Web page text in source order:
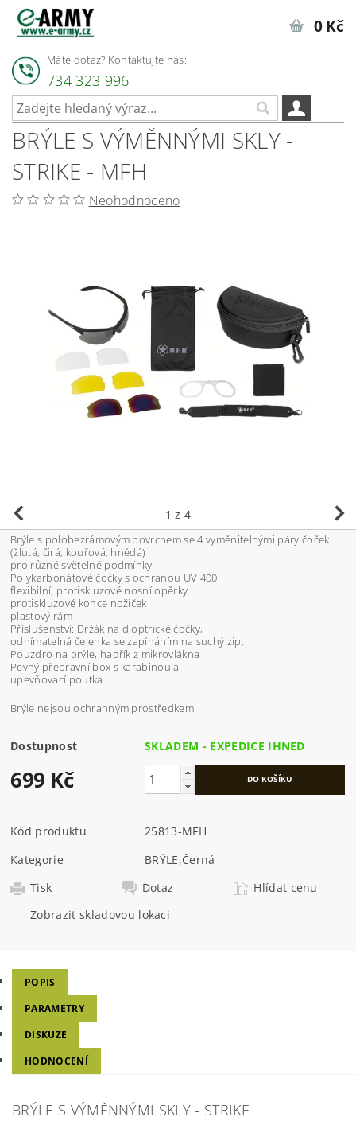
Máte dotaz? Kontaktujte nás:
734 323 996
0 Kč
BRÝLE S VÝMĚNNÝMI SKLY -
STRIKE - MFH
Neohodnoceno
1 z 4
Brýle s polobezrámovým povrchem se 4 vyměnitelnými páry čoček
(žlutá, čirá, kouřová, hnědá)
pro různé světelné podmínky
Polykarbonátové čočky s ochranou UV 400
flexibilní, protiskluzové nosní opěrky
protiskluzové konce nožiček
plastový rám
Příslušenství: Držák na dioptrické čočky,
odnímatelná čelenka se zapínáním na suchý zip,
Pouzdro na brýle, hadřík z mikrovlákna
Pevný přepravní box s karabinou a
upevňovací poutka
Brýle nejsou ochranným prostředkem!
Dostupnost SKLADEM - EXPEDICE IHNED
699 Kč
Kód produktu
25813-MFH
Kategorie
BRÝLE,Černá
Tisk
Dotaz
Hlídat cenu
Zobrazit skladovou lokaci
POPIS
PARAMETRY
DISKUZE
HODNOCENÍ
BRÝLE S VÝMĚNNÝMI SKLY - STRIKE